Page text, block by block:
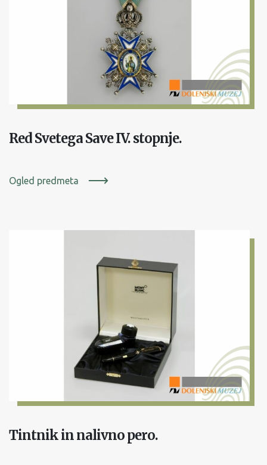
Red Svetega Save IV. stopnje.
Ogled predmeta
Tintnik in nalivno pero.